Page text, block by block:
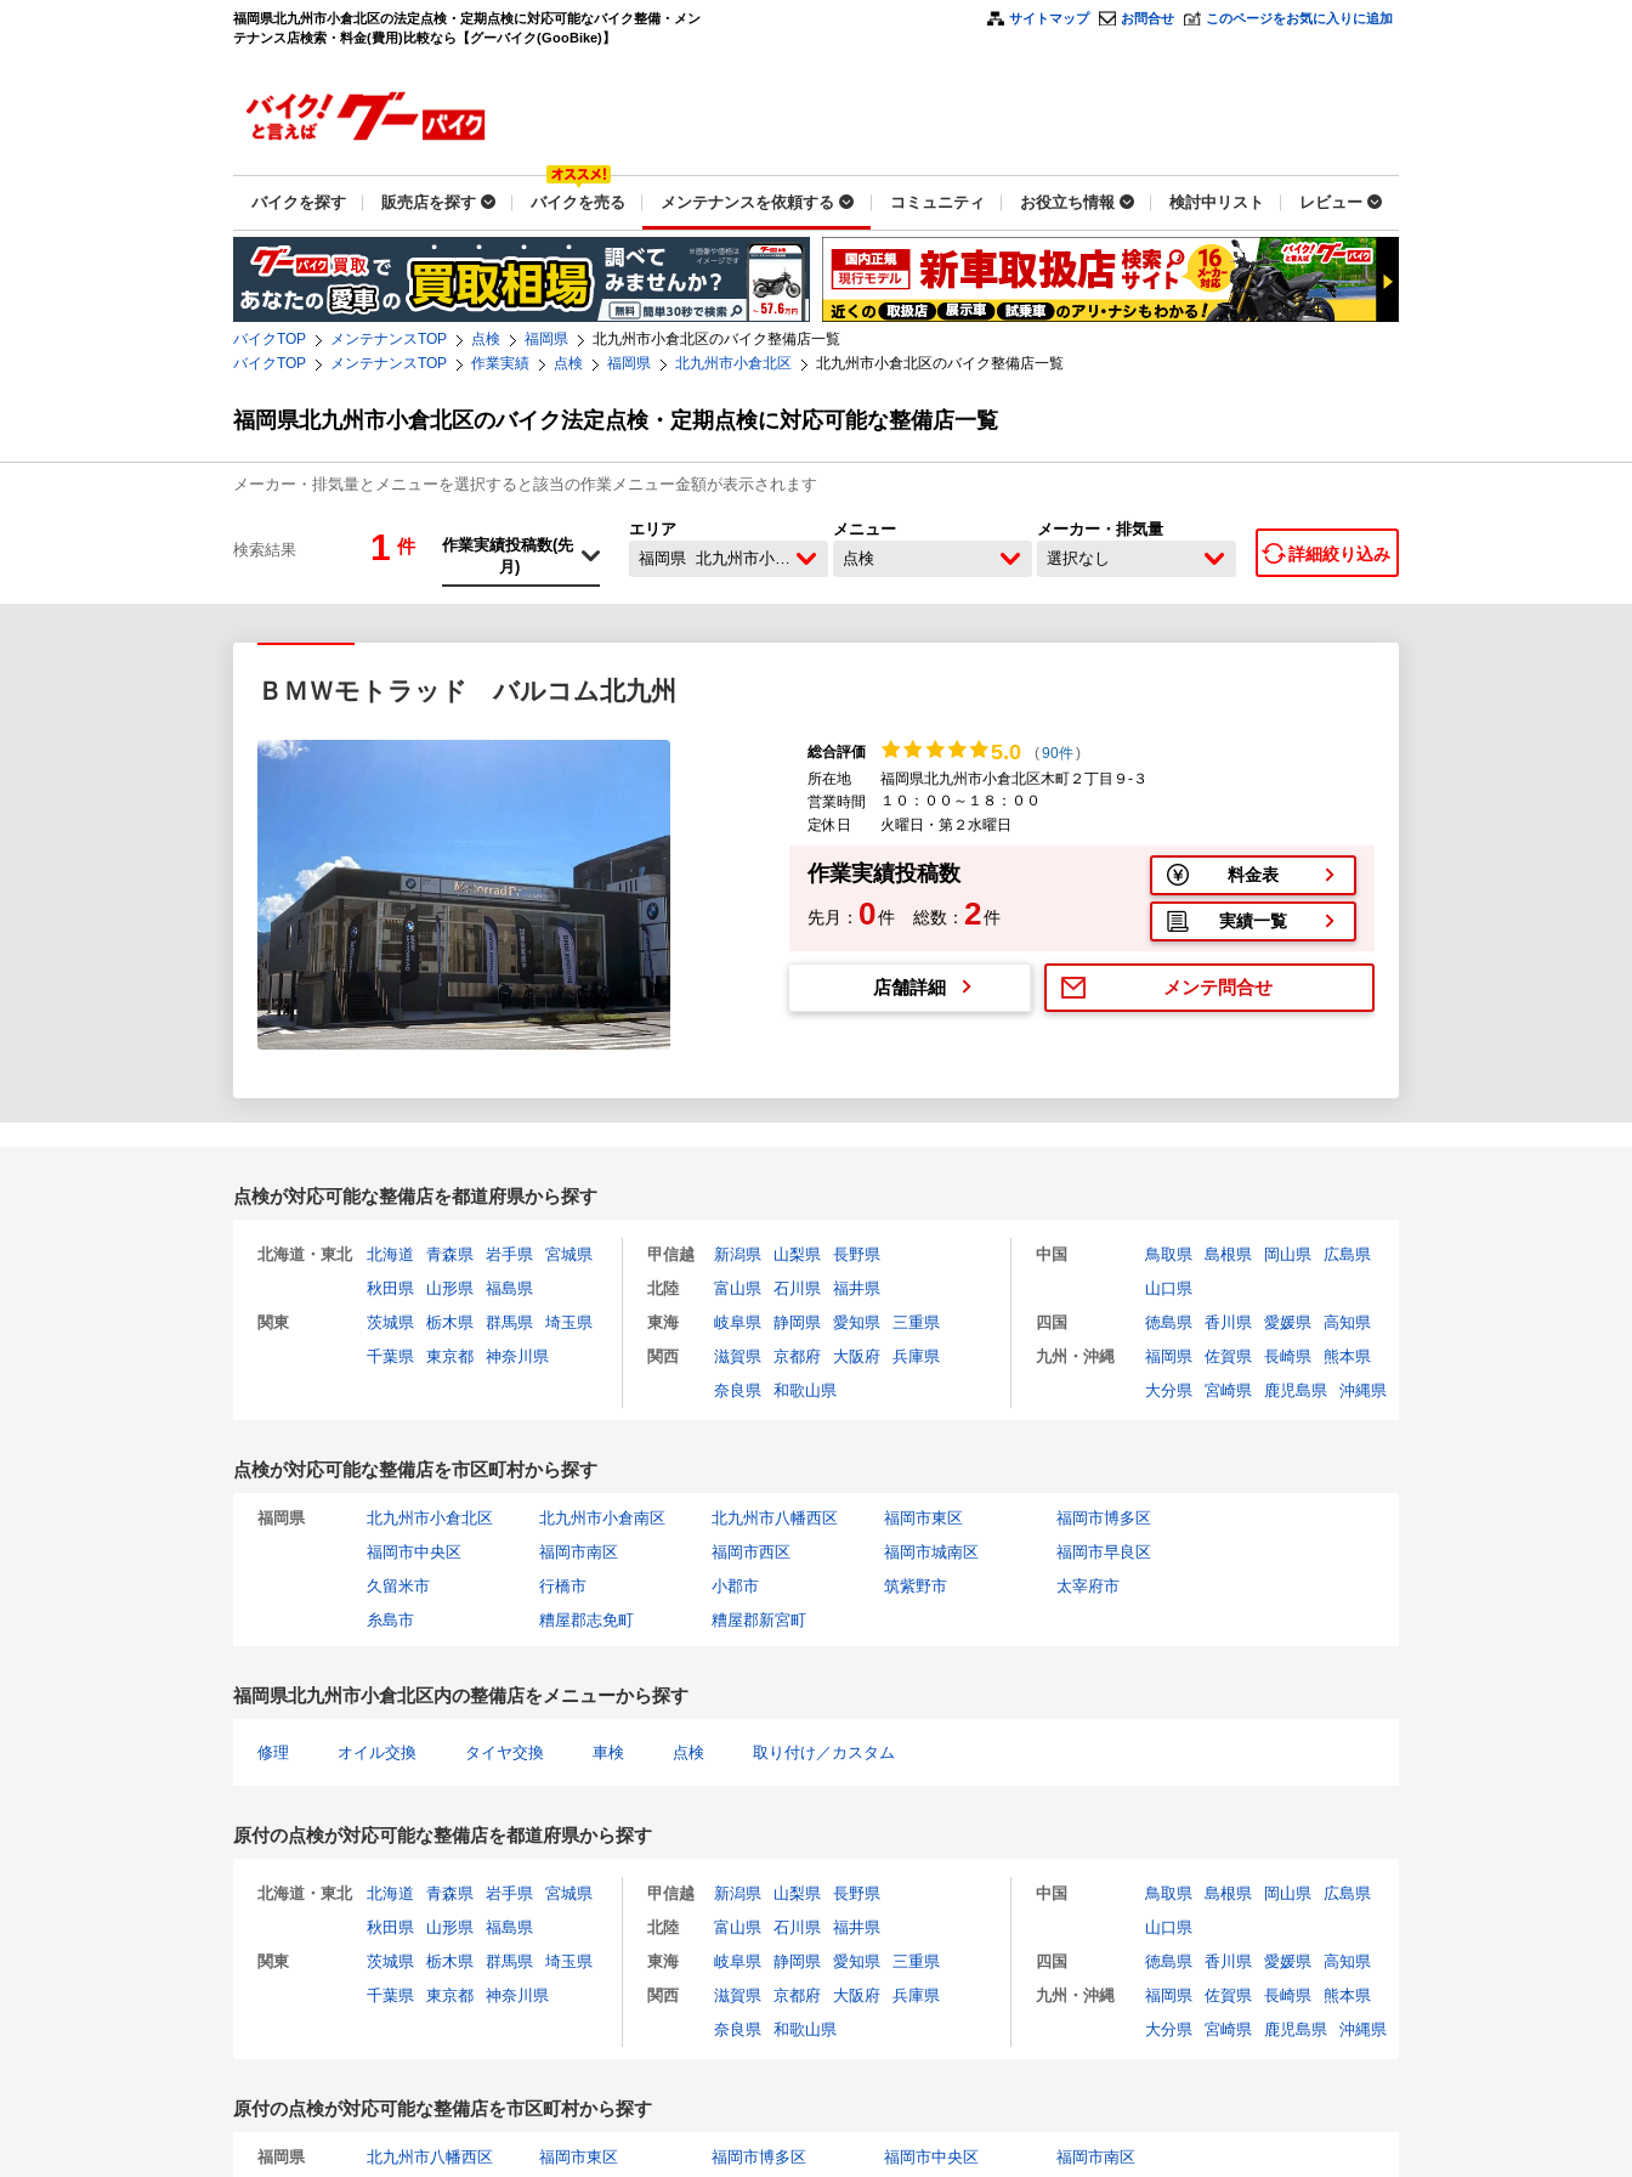
福岡県北九州市小倉北区の法定点検・定期点検に対応可能なバイク整備・メン
テナンス店検索・料金(費用)比較なら【グーバイク(GooBike)】
サイトマップ お問合せ このページをお気に入りに追加
バイクを探す 販売店を探す バイクを売る メンテナンスを依頼する コミュニティ お役立ち情報 検討中リスト レビュー
バイクTOP メンテナンスTOP 点検 福岡県
北九州市小倉北区のバイク整備店一覧
バイクTOP
メンテナンスTOP 作業実績 点検 福岡県 北九州市小倉北区 北九州市小倉北区のバイク整備店一覧
福岡県北九州市小倉北区のバイク法定点検・定期点検に対応可能な整備店一覧
メーカー・排気量とメニューを選択すると該当の作業メニュー金額が表示されます
検索結果 1 件
エリア
福岡県 北九州市小倉北区
メニュー
点検
メーカー・排気量
選択なし
詳細絞り込み
ＢＭＷモトラッド バルコム北九州
総合評価 5.0 (90件)
所在地
福岡県北九州市小倉北区木町２丁目９-３
営業時間
１０：００～１８：００
定休日
火曜日・第２水曜日
作業実績投稿数
先月： 0件 総数： 2件
料金表
実績一覧
メンテ問合せ
店舗詳細
点検が対応可能な整備店を都道府県から探す
北海道・東北 北海道 青森県 岩手県
宮城県
秋田県
山形県
福島県
関東
茨城県 栃木県 群馬県
埼玉県
千葉県
東京都 神奈川県
甲信越 新潟県 山梨県
長野県
北陸
富山県 石川県
福井県
東海
岐阜県 静岡県 愛知県
三重県
関西
滋賀県 京都府 大阪府
兵庫県
奈良県
和歌山県
中国 鳥取県 島根県 岡山県
広島県
山口県
四国
徳島県 香川県 愛媛県
高知県
九州・沖縄
福岡県 佐賀県 長崎県
熊本県
大分県
宮崎県 鹿児島県 沖縄県
点検が対応可能な整備店を市区町村から探す
福岡県 北九州市小倉北区 北九州市小倉南区 北九州市八幡西区 福岡市東区
福岡市博多区
福岡市中央区
福岡市南区 福岡市西区 福岡市城南区
福岡市早良区
久留米市
行橋市 小郡市 筑紫野市
太宰府市
糸島市
糟屋郡志免町 糟屋郡新宮町
福岡県北九州市小倉北区内の整備店をメニューから探す
修理 オイル交換 タイヤ交換 車検 点検 取り付け／カスタム
原付の点検が対応可能な整備店を都道府県から探す
北海道・東北 北海道 青森県 岩手県
宮城県
秋田県
山形県
福島県
関東
茨城県 栃木県 群馬県
埼玉県
千葉県
東京都 神奈川県
甲信越 新潟県 山梨県
長野県
北陸
富山県 石川県
福井県
東海
岐阜県 静岡県 愛知県
三重県
関西
滋賀県 京都府 大阪府
兵庫県
奈良県
和歌山県
中国 鳥取県 島根県 岡山県
広島県
山口県
四国
徳島県 香川県 愛媛県
高知県
九州・沖縄
福岡県 佐賀県 長崎県
熊本県
大分県
宮崎県 鹿児島県 沖縄県
原付の点検が対応可能な整備店を市区町村から探す
福岡県 北九州市八幡西区 福岡市東区 福岡市博多区 福岡市中央区 福岡市南区